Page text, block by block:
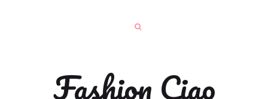
Fashion Ciao